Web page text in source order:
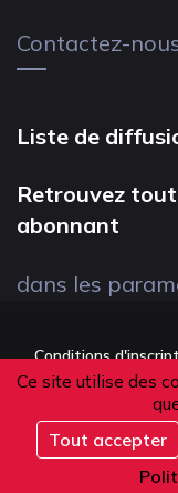
Ce site utilise des
Tout accepter
Contactez-
Liste de
Retrouvez
abonnant
dans les
Conditions
Politique de
Conditions
Suivez-nous